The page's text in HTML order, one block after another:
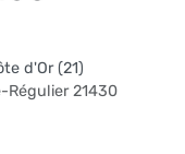
d'Or (21)
Régulier 21430